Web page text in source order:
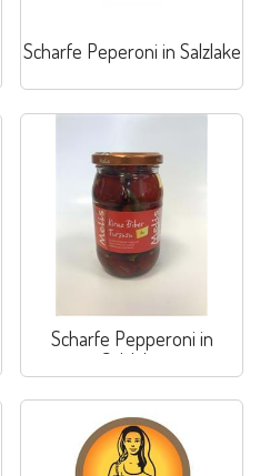
Scharfe Peperoni in Salzlake
Scharfe Pepperoni in
Salzlake